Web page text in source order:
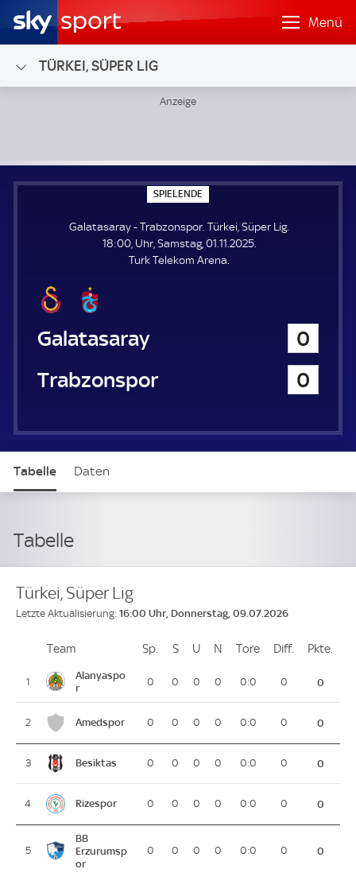
Menü
TÜRKEI, SÜPER LIG
SPIELENDE
P
E
L
E
N
Galatasaray - Trabzonspor. Türkei, Süper Lig.
18:00, Uhr, Samstag, 01.11.2025.
Turk Telekom Arena.
Galatasaray
0
Trabzonspor
0
Tabelle Daten
Tabelle
Türkei, Süper Lig
Letzte Aktualisierung: 16:00 Uhr, Donnerstag, 09.07.2026
PlatzTeam Sp. Spiele
SSiege
U Unentschieden
N Niederlagen
Tore ToreDiff. Differenz
Pkte.
1
Alanyaspo
r
0 0 0 0 0:0 0 0
2 Amedspor 0 0 0 0 0:0 0 0
3 Besiktas 0 0 0 0 0:0 0 0
4 Rizespor 0 0 0 0 0:0 0 0
5
BB
Erzurumsp
or
0 0 0 0 0:0 0 0